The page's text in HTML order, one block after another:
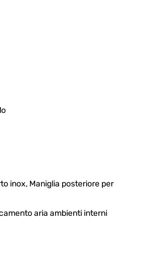
inox, Maniglia posteriore per
aria ambienti interni